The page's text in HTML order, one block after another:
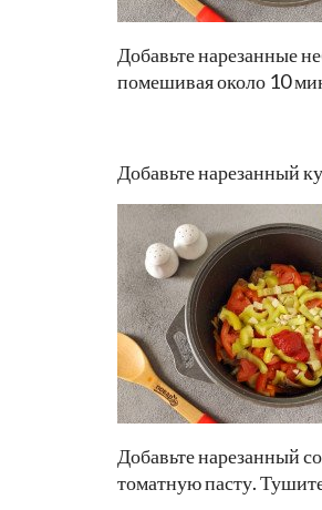
Добавьте нарезанные
помешивая около 10